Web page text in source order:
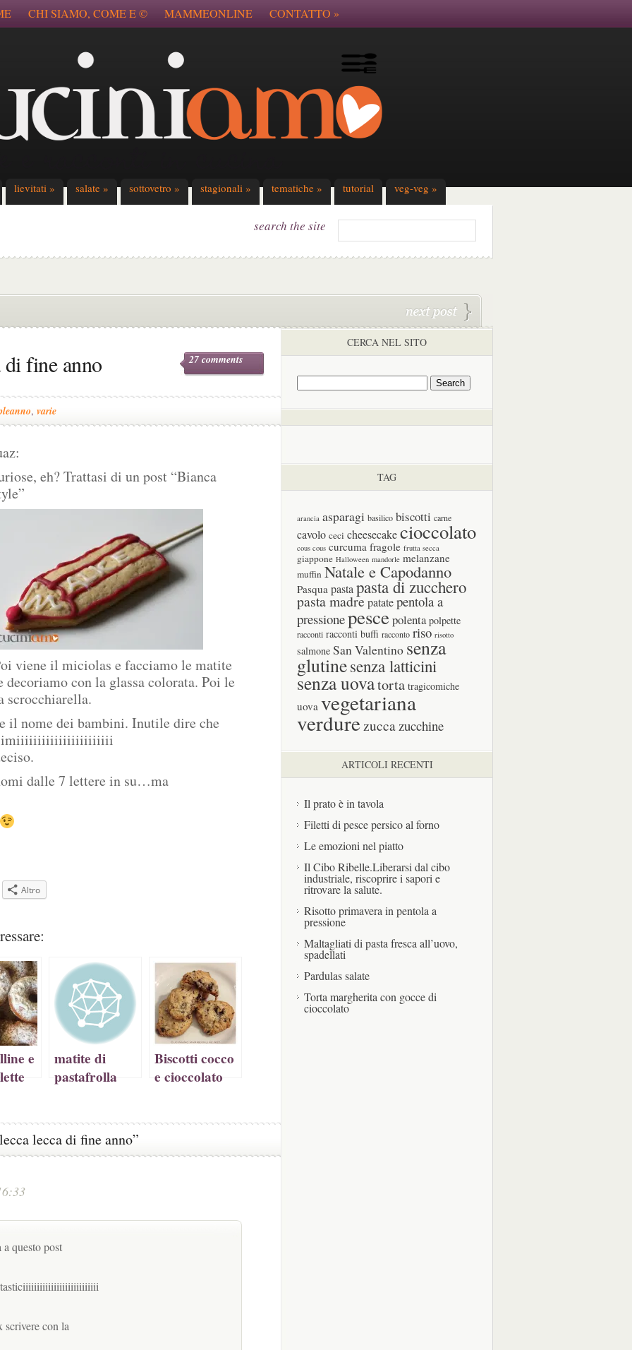
CHI SIAMO, COME E © MAMMEONLINE CONTATTO »
lievitati » salate » sottovetro » stagionali » tematiche » tutorial veg-veg »
search the site
fine anno 27 comments
, varie
eh? Trattasi di un post “Bianca
viene il miciolas e facciamo le matite
con la glassa colorata. Poi le
scrocchiarella.
il nome dei bambini. Inutile dire che
dalle 7 lettere in su…ma
Altro
e
matite di
pastafrolla
fine dell’anno
scolastico
Biscotti cocco
e cioccolato
lecca di fine anno”
questo post
scrivere con la
CERCA NEL SITO
TAG
arancia asparagi basilico biscotti carne
cavolo ceci cheesecakecioccolato
cous cous curcuma fragole frutta secca
giappone Halloween mandorle melanzane
muffin Natale e Capodanno
Pasqua pastapasta di zucchero
pasta madre patatepentola a
pressionepesce polenta polpette
racconti racconti buffi racconto riso risotto
salmone San Valentino senza
glutinesenza latticini
senza uovatorta tragicomiche
uova vegetariana
verdurezuccazucchine
ARTICOLI RECENTI
Il prato è in tavola
Filetti di pesce persico al forno
Le emozioni nel piatto
Il Cibo Ribelle.Liberarsi dal cibo
industriale, riscoprire i sapori e
ritrovare la salute.
Risotto primavera in pentola a
pressione
Maltagliati di pasta fresca all’uovo,
spadellati
Pardulas salate
Torta margherita con gocce di
cioccolato